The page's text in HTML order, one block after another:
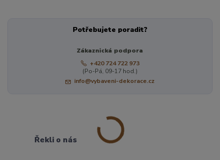
Potřebujete poradit?
Zákaznická podpora
+420 724 722 973
(Po-Pá, 09-17 hod.)
info@vybaveni-dekorace.cz
Řekli o nás